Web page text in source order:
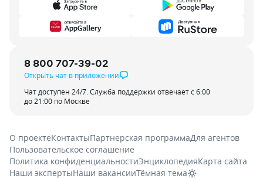
8 800 707-39-02
Открыть чат в приложении
Чат доступен 24/7. Служба поддержки отвечает с 6:00
до 21:00 по Москве
О проектеКонтактыПартнерская программаДля агентов
Пользовательское соглашение
Политика конфиденциальностиЭнциклопедияКарта сайта
Наши экспертыНаши вакансииТёмная тема